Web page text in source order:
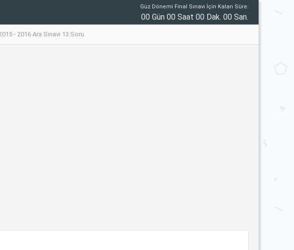
Güz Dönemi Final Sınavı İçin Kalan Süre:
00 Gün 00 Saat 00 Dak. 00 San.
- 2016 Ara Sınavı 13.Soru